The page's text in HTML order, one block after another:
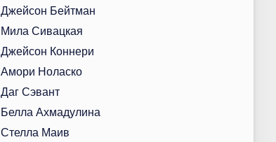
Джейсон Бейтман
Мила Сивацкая
Джейсон Коннери
Амори Ноласко
Даг Сэвант
Белла Ахмадулина
Стелла Маив